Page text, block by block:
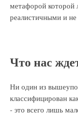
метафорой которой
реалистичными и
Что нас
Ни один из
классифицирован
- это всего лишь